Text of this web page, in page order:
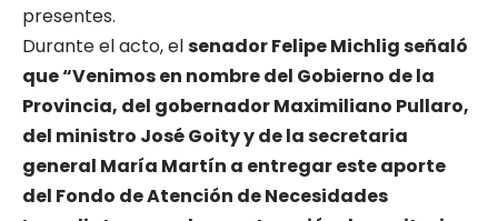
presentes.
Durante el acto, elsenador Felipe Michlig señaló
que “Venimos en nombre del Gobierno de la
Provincia, del gobernador Maximiliano Pullaro,
del ministro José Goity y de la secretaria
general María Martín a entregar este aporte
del Fondo de Atención de Necesidades